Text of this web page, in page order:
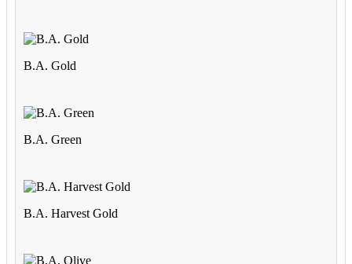
B.A. Gold
B.A. Green
B.A. Harvest Gold